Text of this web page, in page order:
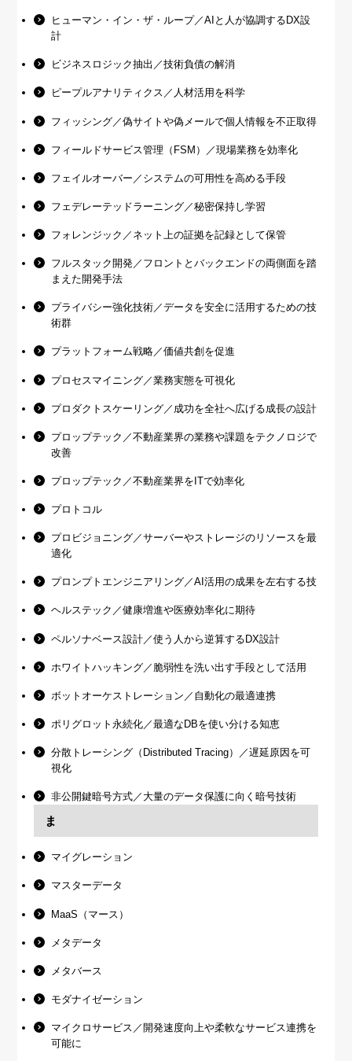
ヒューマン・イン・ザ・ループ／AIと人が協調するDX設
計
ビジネスロジック抽出／技術負債の解消
ピープルアナリティクス／人材活用を科学
フィッシング／偽サイトや偽メールで個人情報を不正取得
フィールドサービス管理（FSM）／現場業務を効率化
フェイルオーバー／システムの可用性を高める手段
フェデレーテッドラーニング／秘密保持し学習
フォレンジック／ネット上の証拠を記録として保管
フルスタック開発／フロントとバックエンドの両側面を踏
まえた開発手法
プライバシー強化技術／データを安全に活用するための技
術群
プラットフォーム戦略／価値共創を促進
プロセスマイニング／業務実態を可視化
プロダクトスケーリング／成功を全社へ広げる成長の設計
プロップテック／不動産業界の業務や課題をテクノロジで
改善
プロップテック／不動産業界をITで効率化
プロトコル
プロビジョニング／サーバーやストレージのリソースを最
適化
プロンプトエンジニアリング／AI活用の成果を左右する技
ヘルステック／健康増進や医療効率化に期待
ペルソナベース設計／使う人から逆算するDX設計
ホワイトハッキング／脆弱性を洗い出す手段として活用
ボットオーケストレーション／自動化の最適連携
ポリグロット永続化／最適なDBを使い分ける知恵
分散トレーシング（Distributed Tracing）／遅延原因を可
視化
非公開鍵暗号方式／大量のデータ保護に向く暗号技術
ま
マイグレーション
マスターデータ
MaaS（マース）
メタデータ
メタバース
モダナイゼーション
マイクロサービス／開発速度向上や柔軟なサービス連携を
可能に